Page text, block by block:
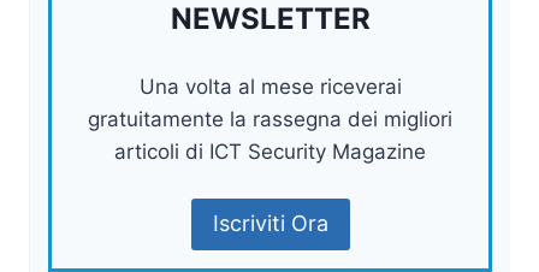
NEWSLETTER
Una volta al mese riceverai
gratuitamente la rassegna dei migliori
articoli di ICT Security Magazine
Iscriviti Ora